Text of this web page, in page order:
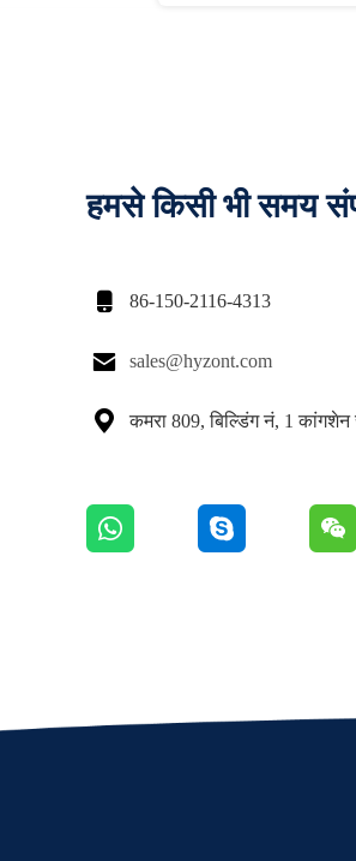
हमसे किसी भी समय
 86-150-2116-4313
 sales@hyzont.com
 कमरा 809, बिल्डिंग नं, 1 कांगशेन